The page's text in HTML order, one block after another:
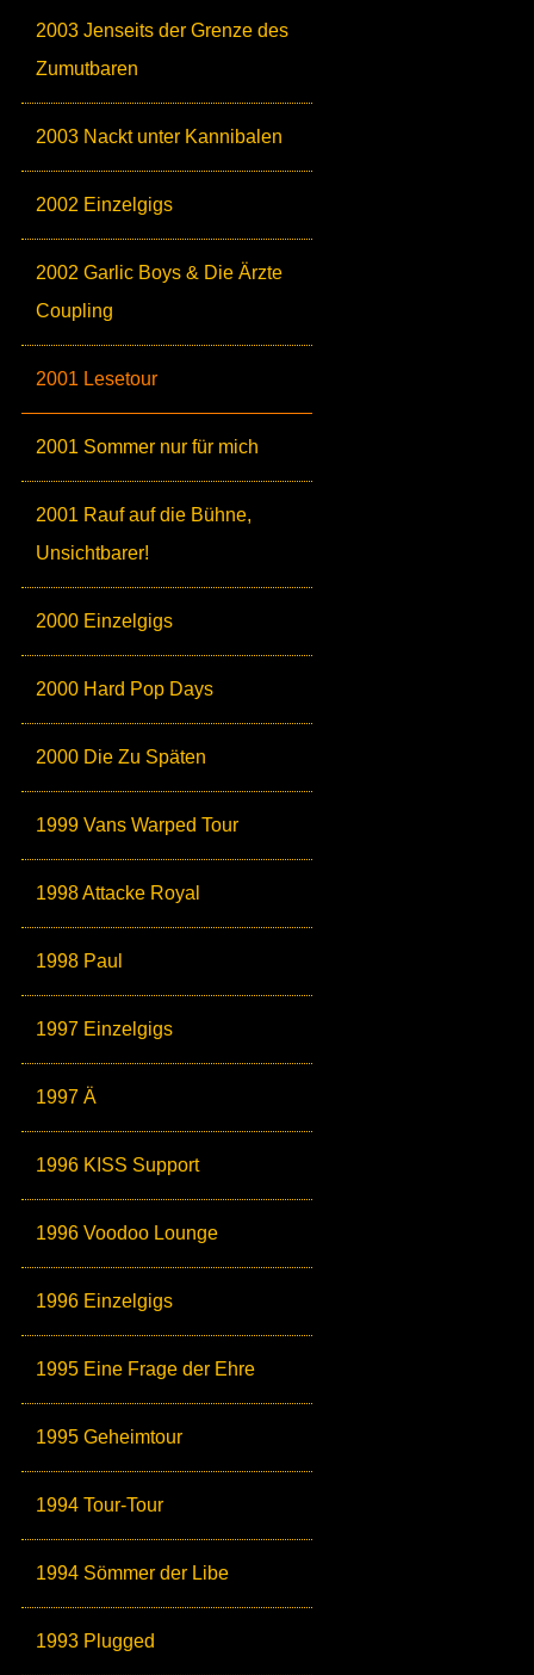
2003 Jenseits der Grenze des
Zumutbaren
2003 Nackt unter Kannibalen
2002 Einzelgigs
2002 Garlic Boys & Die Ärzte
Coupling
2001 Lesetour
2001 Sommer nur für mich
2001 Rauf auf die Bühne,
Unsichtbarer!
2000 Einzelgigs
2000 Hard Pop Days
2000 Die Zu Späten
1999 Vans Warped Tour
1998 Attacke Royal
1998 Paul
1997 Einzelgigs
1997 Ä
1996 KISS Support
1996 Voodoo Lounge
1996 Einzelgigs
1995 Eine Frage der Ehre
1995 Geheimtour
1994 Tour-Tour
1994 Sömmer der Libe
1993 Plugged